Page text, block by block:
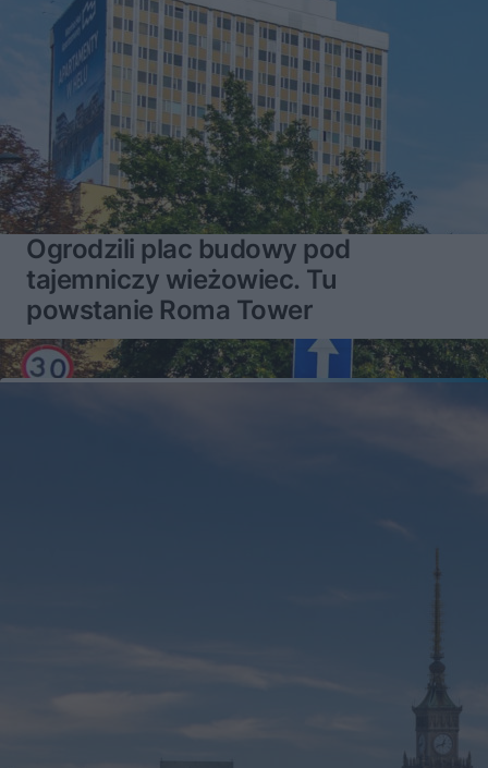
Ogrodzili plac budowy pod
tajemniczy wieżowiec. Tu
powstanie Roma Tower